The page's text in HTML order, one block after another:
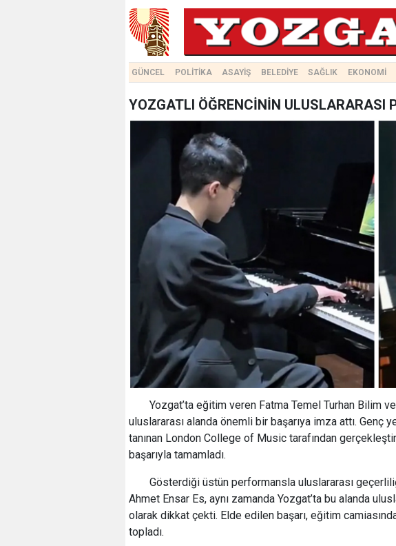
GÜNCEL POLİTİKA ASAYİŞ BELEDİYE SAĞLIK EKONOMİ
YOZGATLI ÖĞRENCİNİN ULUSLARARASI
Yozgat’ta eğitim veren Fatma Temel Turhan Bilim
uluslararası alanda önemli bir başarıya imza attı.
tanınan London College of Music tarafından
başarıyla tamamladı.
Gösterdiği üstün performansla uluslararası
Ahmet Ensar Es, aynı zamanda Yozgat’ta bu alanda
olarak dikkat çekti. Elde edilen başarı, eğitim
topladı.